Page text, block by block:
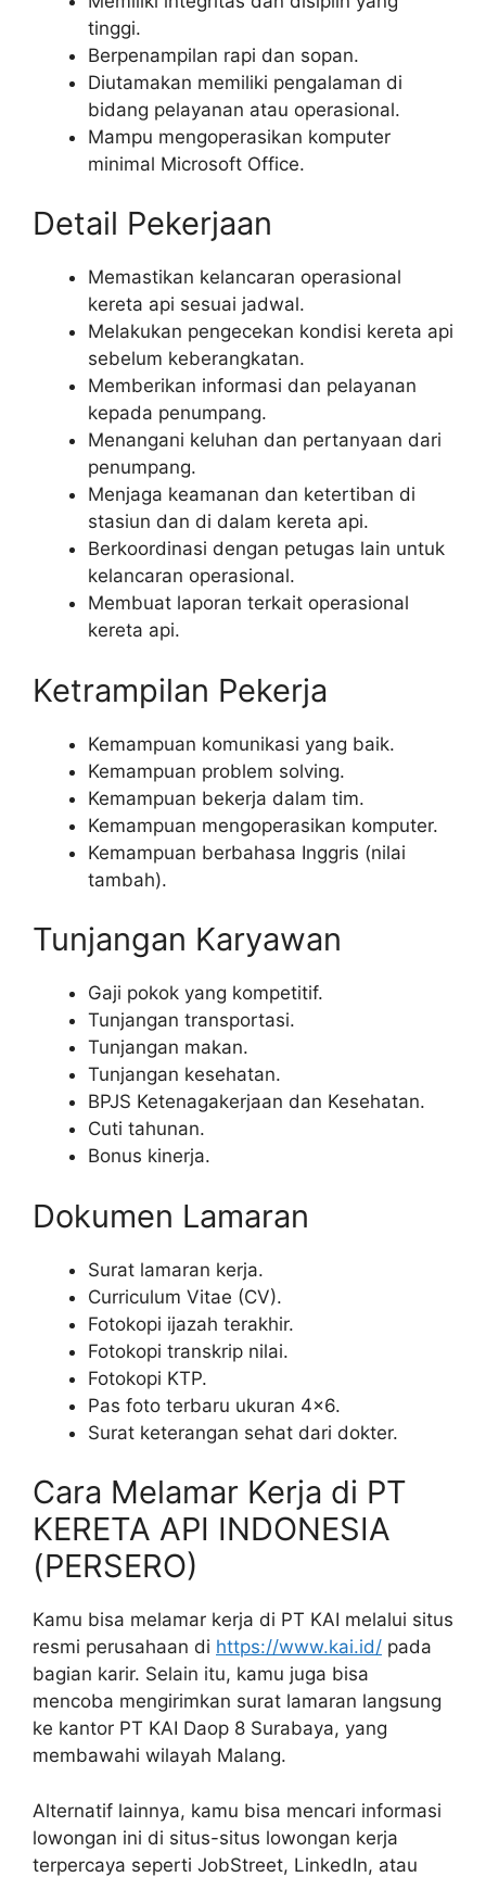
tinggi.
Berpenampilan rapi dan sopan.
Diutamakan memiliki pengalaman di
bidang pelayanan atau operasional.
Mampu mengoperasikan komputer
minimal Microsoft Office.
Detail Pekerjaan
Memastikan kelancaran operasional
kereta api sesuai jadwal.
Melakukan pengecekan kondisi kereta api
sebelum keberangkatan.
Memberikan informasi dan pelayanan
kepada penumpang.
Menangani keluhan dan pertanyaan dari
penumpang.
Menjaga keamanan dan ketertiban di
stasiun dan di dalam kereta api.
Berkoordinasi dengan petugas lain untuk
kelancaran operasional.
Membuat laporan terkait operasional
kereta api.
Ketrampilan Pekerja
Kemampuan komunikasi yang baik.
Kemampuan problem solving.
Kemampuan bekerja dalam tim.
Kemampuan mengoperasikan komputer.
Kemampuan berbahasa Inggris (nilai
tambah).
Tunjangan Karyawan
Gaji pokok yang kompetitif.
Tunjangan transportasi.
Tunjangan makan.
Tunjangan kesehatan.
BPJS Ketenagakerjaan dan Kesehatan.
Cuti tahunan.
Bonus kinerja.
Dokumen Lamaran
Surat lamaran kerja.
Curriculum Vitae (CV).
Fotokopi ijazah terakhir.
Fotokopi transkrip nilai.
Fotokopi KTP.
Pas foto terbaru ukuran 4×6.
Surat keterangan sehat dari dokter.
Cara Melamar Kerja di PT
KERETA API INDONESIA
(PERSERO)
Kamu bisa melamar kerja di PT KAI melalui situs
resmi perusahaan di https://www.kai.id/ pada
bagian karir. Selain itu, kamu juga bisa
mencoba mengirimkan surat lamaran langsung
ke kantor PT KAI Daop 8 Surabaya, yang
membawahi wilayah Malang.
Alternatif lainnya, kamu bisa mencari informasi
lowongan ini di situs-situs lowongan kerja
terpercaya seperti JobStreet, LinkedIn, atau